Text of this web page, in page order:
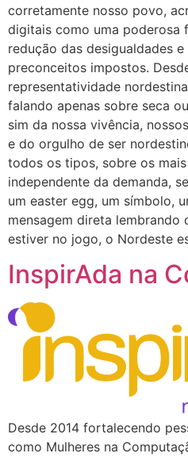
corretamente nosso povo,
digitais como uma poderosa
redução das desigualdades
preconceitos impostos.
representatividade
falando apenas sobre seca
sim da nossa vivência,
e do orgulho de ser
todos os tipos, sobre os
independente da demanda,
um easter egg, um símbolo,
mensagem direta lembrando
estiver no jogo, o Nordeste
InspirAda na
Desde 2014 fortalecendo
como Mulheres na